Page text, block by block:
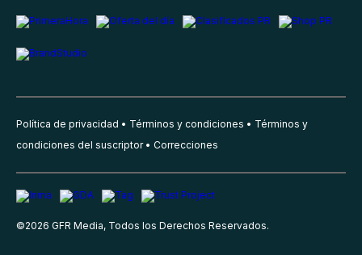
Política de privacidad Términos y condiciones
Términos y
condiciones del suscriptor
Correcciones
©2026 GFR Media, Todos los Derechos Reservados.